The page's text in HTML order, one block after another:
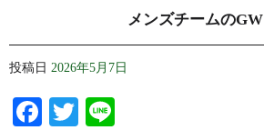
メンズチームのGW
投稿日 2026年5月7日
Facebook
Twitter